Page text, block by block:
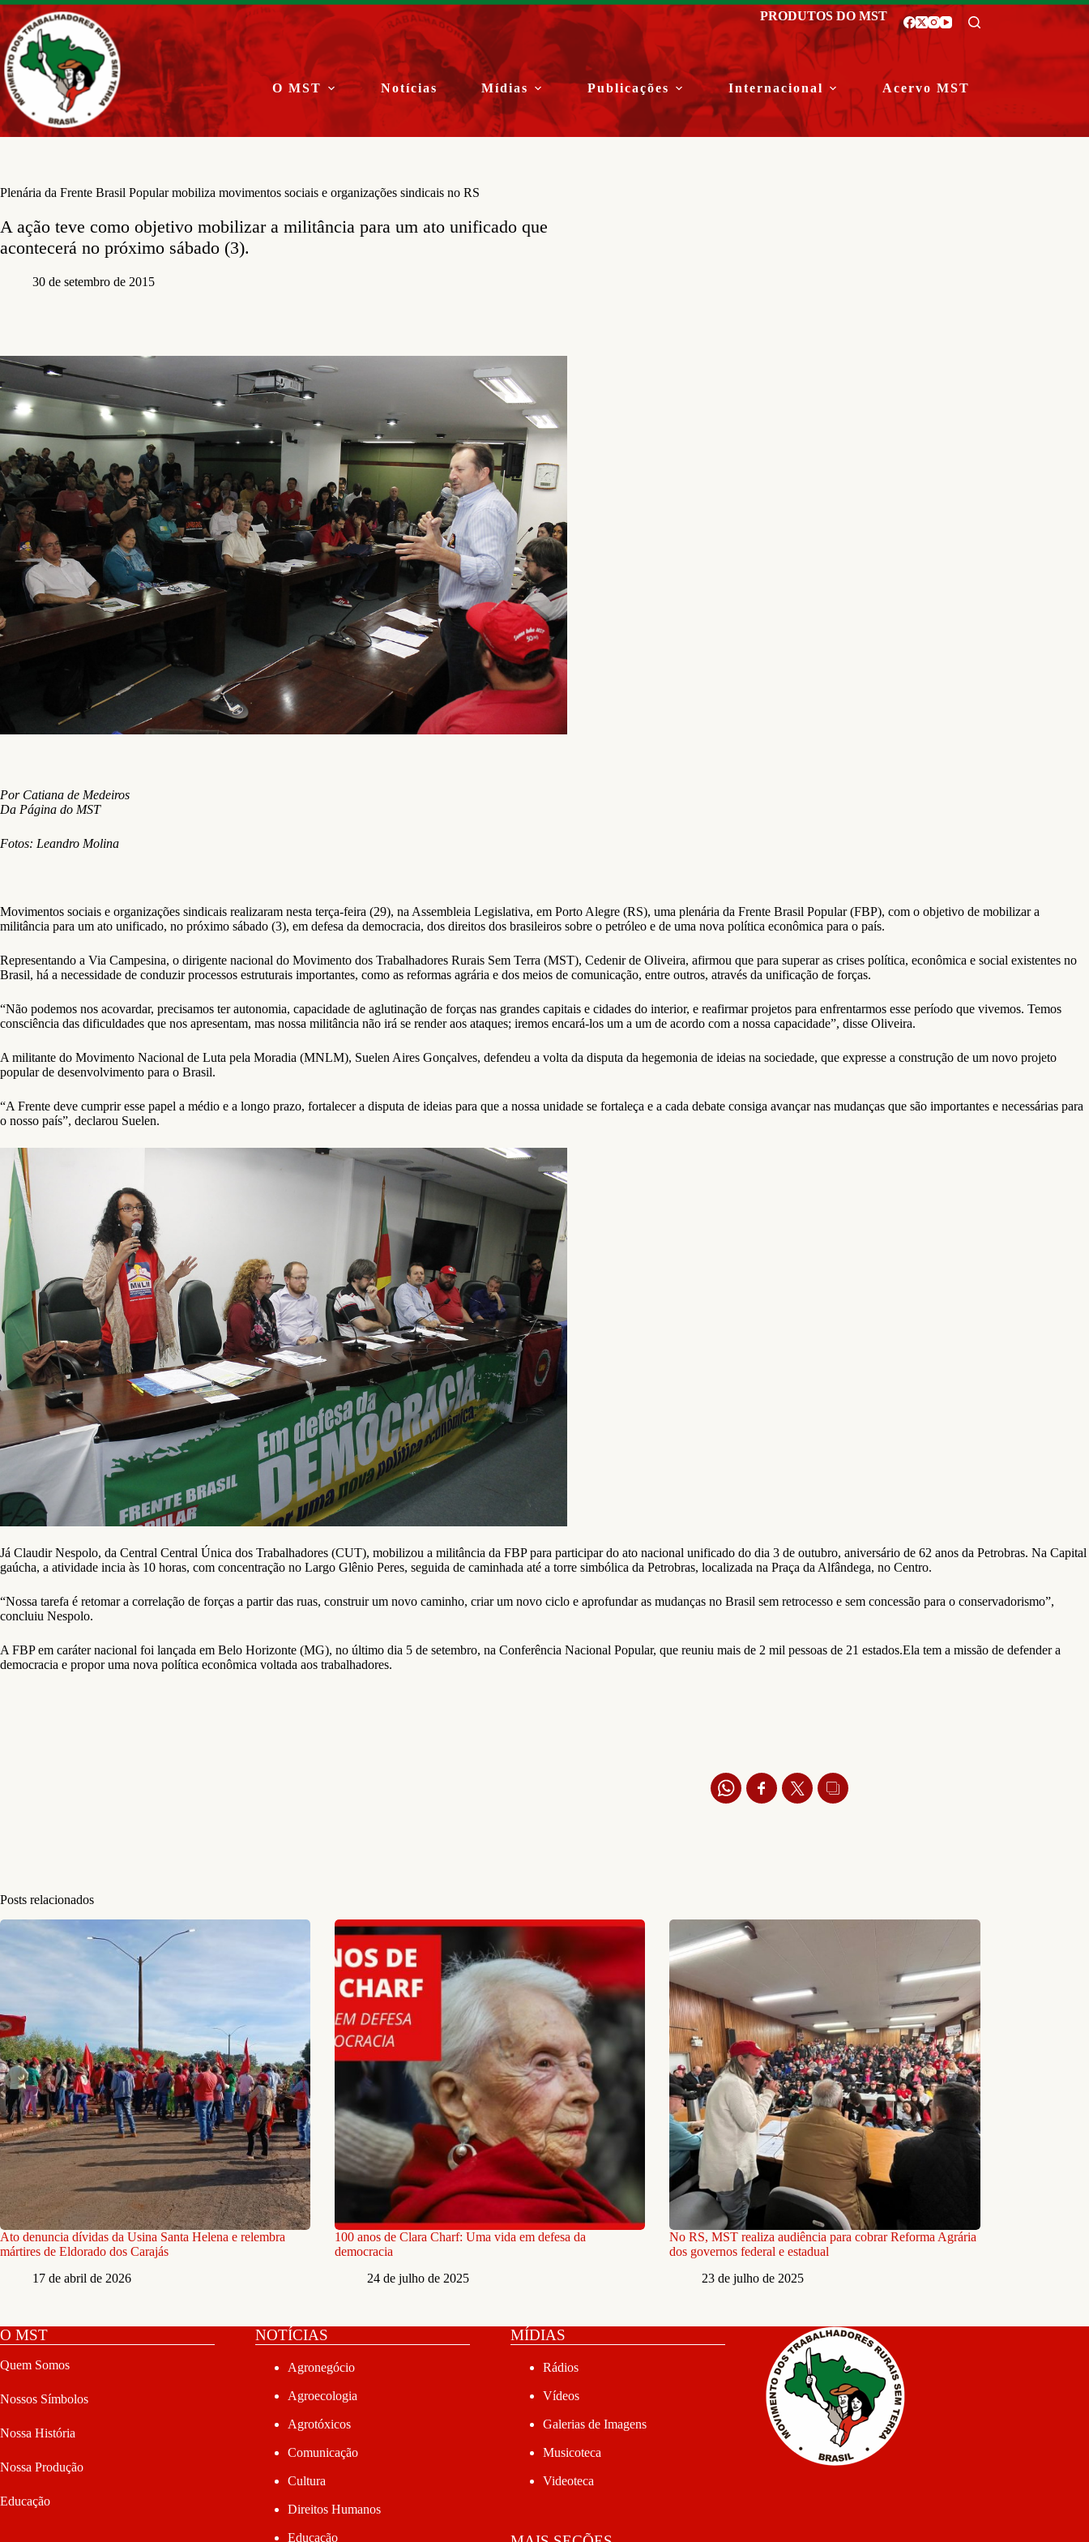
Pular
para
o
conteúdo
PRODUTOS DO MST
O MST Notícias Mídias Publicações Internacional Acervo MST
Plenária da Frente Brasil Popular mobiliza movimentos sociais e organizações sindicais no RS
A ação teve como objetivo mobilizar a militância para um ato unificado que
acontecerá no próximo sábado (3).
30 de setembro de 2015
Por Catiana de Medeiros
Da Página do MST
Fotos: Leandro Molina
Movimentos sociais e organizações sindicais realizaram nesta terça-feira (29), na Assembleia Legislativa, em Porto Alegre (RS), uma plenária da Frente Brasil Popular (FBP), com o objetivo de mobilizar a
militância para um ato unificado, no próximo sábado (3), em defesa da democracia, dos direitos dos brasileiros sobre o petróleo e de uma nova política econômica para o país.
Representando a Via Campesina, o dirigente nacional do Movimento dos Trabalhadores Rurais Sem Terra (MST), Cedenir de Oliveira, afirmou que para superar as crises política, econômica e social existentes no
Brasil, há a necessidade de conduzir processos estruturais importantes, como as reformas agrária e dos meios de comunicação, entre outros, através da unificação de forças.
“Não podemos nos acovardar, precisamos ter autonomia, capacidade de aglutinação de forças nas grandes capitais e cidades do interior, e reafirmar projetos para enfrentarmos esse período que vivemos. Temos
consciência das dificuldades que nos apresentam, mas nossa militância não irá se render aos ataques; iremos encará-los um a um de acordo com a nossa capacidade”, disse Oliveira.
A militante do Movimento Nacional de Luta pela Moradia (MNLM), Suelen Aires Gonçalves, defendeu a volta da disputa da hegemonia de ideias na sociedade, que expresse a construção de um novo projeto
popular de desenvolvimento para o Brasil.
“A Frente deve cumprir esse papel a médio e a longo prazo, fortalecer a disputa de ideias para que a nossa unidade se fortaleça e a cada debate consiga avançar nas mudanças que são importantes e necessárias para
o nosso país”, declarou Suelen.
Já Claudir Nespolo, da Central Central Única dos Trabalhadores (CUT), mobilizou a militância da FBP para participar do ato nacional unificado do dia 3 de outubro, aniversário de 62 anos da Petrobras. Na Capital
gaúcha, a atividade incia às 10 horas, com concentração no Largo Glênio Peres, seguida de caminhada até a torre simbólica da Petrobras, localizada na Praça da Alfândega, no Centro.
“Nossa tarefa é retomar a correlação de forças a partir das ruas, construir um novo caminho, criar um novo ciclo e aprofundar as mudanças no Brasil sem retrocesso e sem concessão para o conservadorismo”,
concluiu Nespolo.
A FBP em caráter nacional foi lançada em Belo Horizonte (MG), no último dia 5 de setembro, na Conferência Nacional Popular, que reuniu mais de 2 mil pessoas de 21 estados.Ela tem a missão de defender a
democracia e propor uma nova política econômica voltada aos trabalhadores.
Posts relacionados
Ato denuncia dívidas da Usina Santa Helena e relembra
mártires de Eldorado dos Carajás
17 de abril de 2026
100 anos de Clara Charf: Uma vida em defesa da
democracia
24 de julho de 2025
No RS, MST realiza audiência para cobrar Reforma Agrária
dos governos federal e estadual
23 de julho de 2025
O MST
Quem Somos
Nossos Símbolos
Nossa História
Nossa Produção
Educação
NOTÍCIAS
Agronegócio
Agroecologia
Agrotóxicos
Comunicação
Cultura
Direitos Humanos
Educação
MÍDIAS
Rádios
Vídeos
Galerias de Imagens
Musicoteca
Videoteca